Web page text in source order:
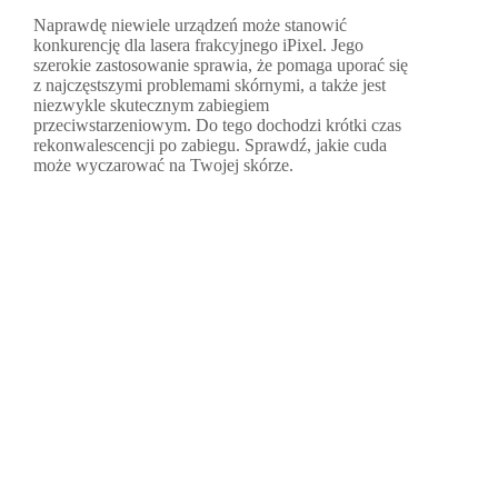
Naprawdę niewiele urządzeń może stanowić
konkurencję dla lasera frakcyjnego iPixel. Jego
szerokie zastosowanie sprawia, że pomaga uporać się
z najczęstszymi problemami skórnymi, a także jest
niezwykle skutecznym zabiegiem
przeciwstarzeniowym. Do tego dochodzi krótki czas
rekonwalescencji po zabiegu. Sprawdź, jakie cuda
może wyczarować na Twojej skórze.